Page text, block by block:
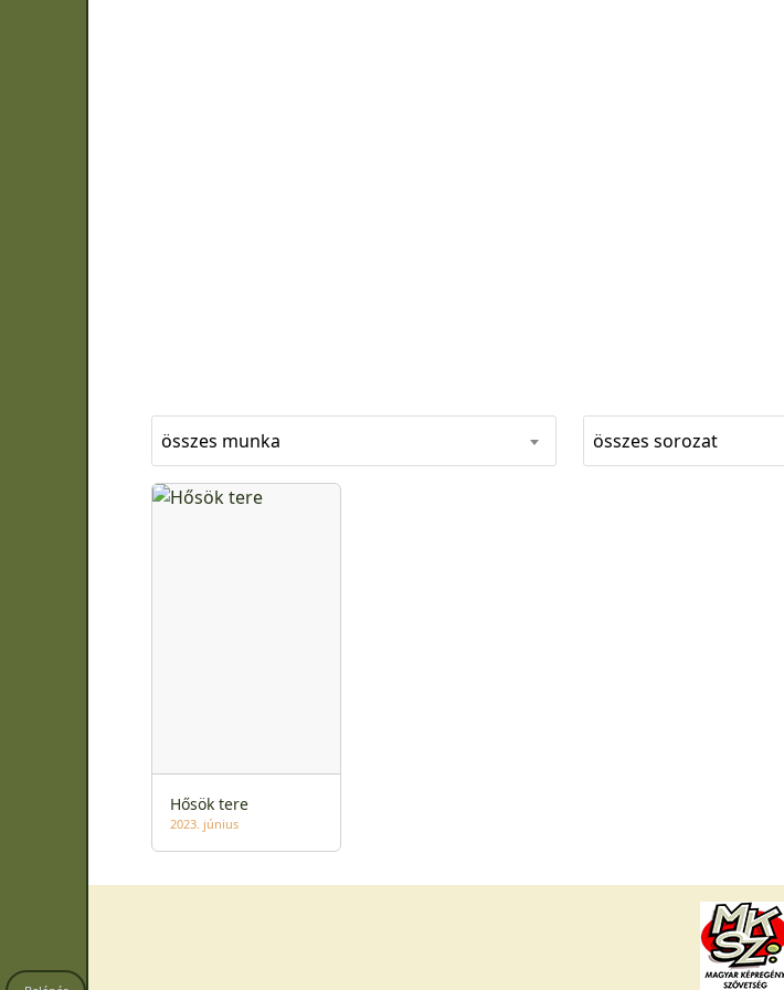
összes munka összes sorozat
Hősök tere
2023. június